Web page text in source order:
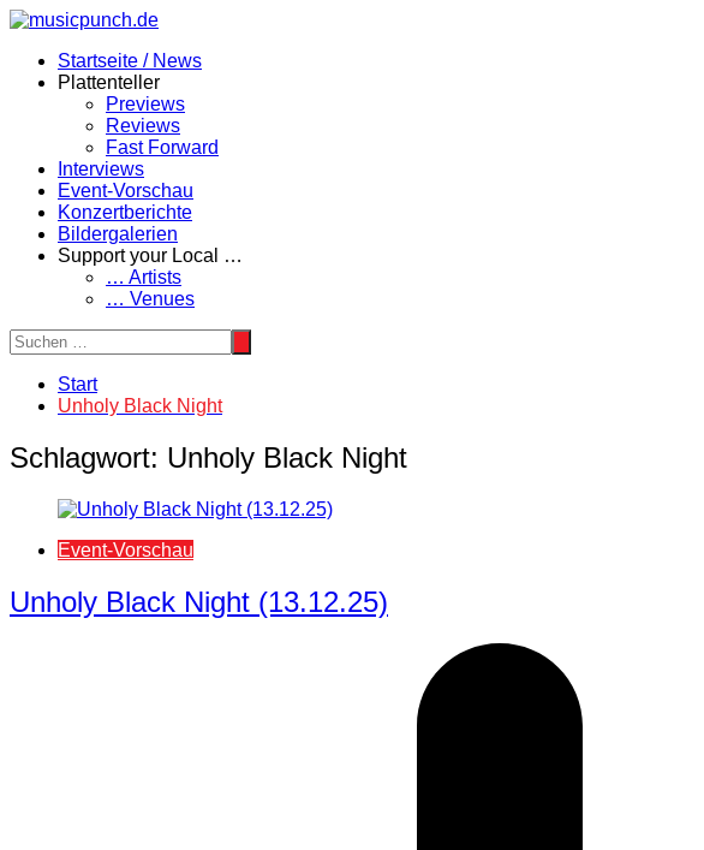
Zum
springenStartseite / News
Plattenteller
Previews
Reviews
Fast Forward
Interviews
Event-Vorschau
Konzertberichte
Bildergalerien
Support your Local …
… Artists
… Venues
Start
Unholy Black Night
Schlagwort: Unholy Black Night
Event-Vorschau
Unholy Black Night (13.12.25)